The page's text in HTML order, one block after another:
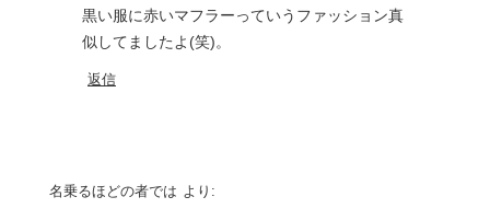
黒い服に赤いマフラーっていうファッション真
似してましたよ(笑)。
返信
名乗るほどの者では より: